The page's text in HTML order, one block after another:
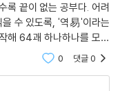
춘추》 등, 육경(六經) 중의
법론을 제공함과 동시에
을 이해할 수 있어야 사물
할 수 있다.
끝이 없는 공부다. 어려
록, '역易'이라는
해 64괘 하나하나를 모두
다.
0 댓글0